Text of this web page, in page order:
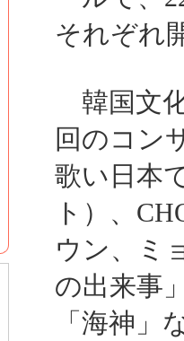
それぞれ
韓国文
回のコン
歌い日本
ト）、
ウン、ミ
の出来事
「海神」